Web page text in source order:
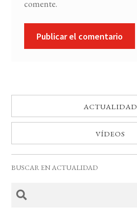
comente.
ACTUALIDAD
VÍDEOS
BUSCAR EN ACTUALIDAD